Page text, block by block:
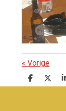
« Vorige
D
e
D
e